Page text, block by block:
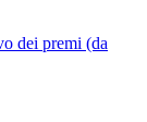
dei premi (da